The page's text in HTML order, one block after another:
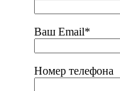
Ваш Email*
Номер телефона